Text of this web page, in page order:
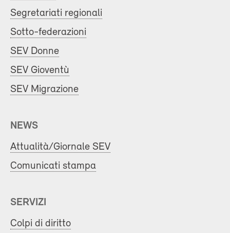
Segretariati regionali
Sotto-federazioni
SEV Donne
SEV Gioventù
SEV Migrazione
NEWS
Attualità/Giornale SEV
Comunicati stampa
SERVIZI
Colpi di diritto